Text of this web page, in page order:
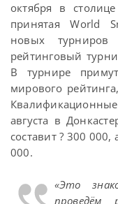
октября в
принятая World
новых
рейтинговый
В турнире
мирового
августа в
составит ? 300
000.
«Это
проведём